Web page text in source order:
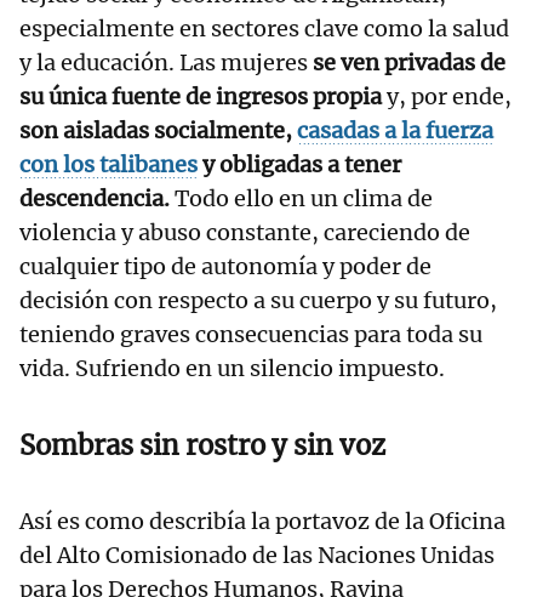
especialmente en sectores clave como la salud
y la educación. Las mujeres se ven privadas de
su única fuente de ingresos propiay, por ende,
son aisladas socialmente,casadas a la fuerza
con los talibanesy obligadas a tener
descendencia.Todo ello en un clima de
violencia y abuso constante, careciendo de
cualquier tipo de autonomía y poder de
decisión con respecto a su cuerpo y su futuro,
teniendo graves consecuencias para toda su
vida. Sufriendo en un silencio impuesto.
Sombras sin rostro y sin voz
Así es como describía la portavoz de la Oficina
del Alto Comisionado de las Naciones Unidas
para los Derechos Humanos, Ravina